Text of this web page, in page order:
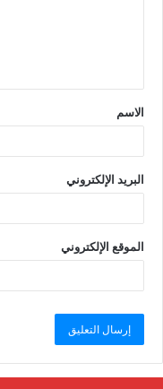
الاسم
البريد الإلكتروني
الموقع الإلكتروني